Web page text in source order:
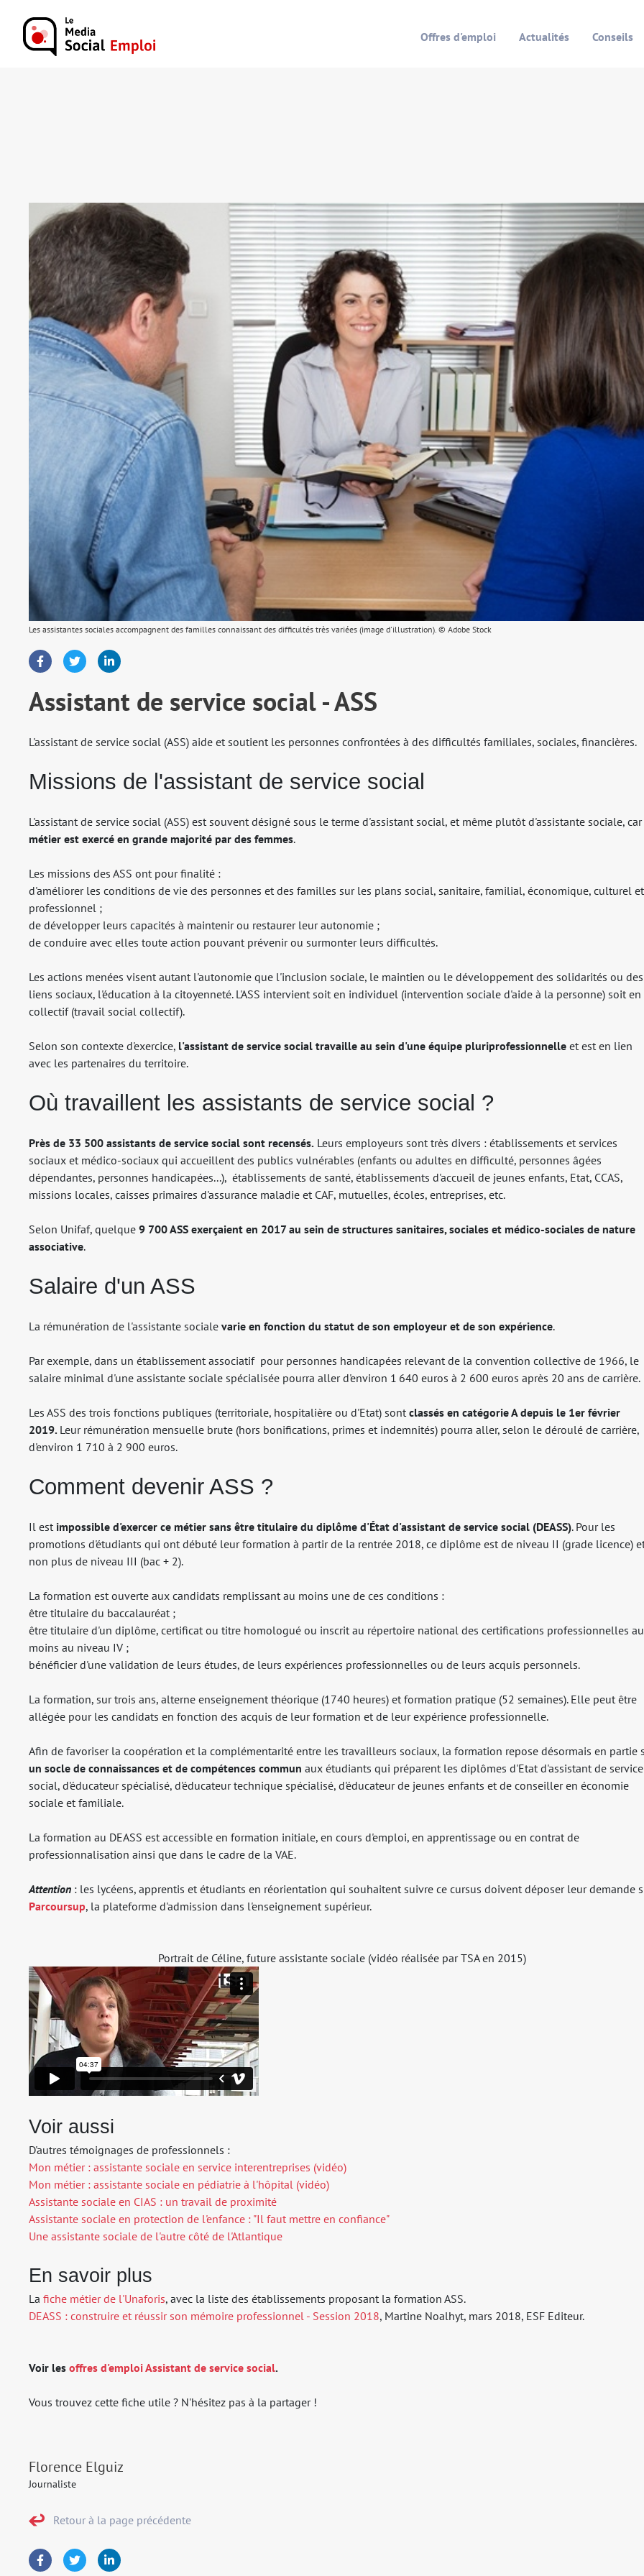
Offres d'emploi Actualités Conseils
Les assistantes sociales accompagnent des familles connaissant des difficultés très variées (image d'illustration). © Adobe Stock
Assistant de service social - ASS
L'assistant de service social (ASS) aide et soutient les personnes confrontées à des difficultés familiales, sociales, financières.
Missions de l'assistant de service social
L'assistant de service social (ASS) est souvent désigné sous le terme d'assistant social, et même plutôt d'assistante sociale, car
métier est exercé en grande majorité par des femmes.
Les missions des ASS ont pour finalité :
d'améliorer les conditions de vie des personnes et des familles sur les plans social, sanitaire, familial, économique, culturel et
professionnel ;
de développer leurs capacités à maintenir ou restaurer leur autonomie ;
de conduire avec elles toute action pouvant prévenir ou surmonter leurs difficultés.
Les actions menées visent autant l'autonomie que l'inclusion sociale, le maintien ou le développement des solidarités ou des
liens sociaux, l'éducation à la citoyenneté. L'ASS intervient soit en individuel (intervention sociale d'aide à la personne) soit en
collectif (travail social collectif).
Selon son contexte d'exercice, l'assistant de service social travaille au sein d'une équipe pluriprofessionnelle et est en lien
avec les partenaires du territoire.
Où travaillent les assistants de service social ?
Près de 33 500 assistants de service social sont recensés. Leurs employeurs sont très divers : établissements et services
sociaux et médico-sociaux qui accueillent des publics vulnérables (enfants ou adultes en difficulté, personnes âgées
dépendantes, personnes handicapées...), établissements de santé, établissements d'accueil de jeunes enfants, Etat, CCAS,
missions locales, caisses primaires d'assurance maladie et CAF, mutuelles, écoles, entreprises, etc.
Selon Unifaf, quelque 9 700 ASS exerçaient en 2017 au sein de structures sanitaires, sociales et médico-sociales de nature
associative.
Salaire d'un ASS
La rémunération de l'assistante sociale varie en fonction du statut de son employeur et de son expérience.
Par exemple, dans un établissement associatif pour personnes handicapées relevant de la convention collective de 1966, le
salaire minimal d'une assistante sociale spécialisée pourra aller d'environ 1 640 euros à 2 600 euros après 20 ans de carrière.
Les ASS des trois fonctions publiques (territoriale, hospitalière ou d'Etat) sont classés en catégorie Adepuis le 1er février
2019. Leur rémunération mensuelle brute (hors bonifications, primes et indemnités) pourra aller, selon le déroulé de carrière,
d'environ 1 710 à 2 900 euros.
Comment devenir ASS ?
Il est impossible d'exercer ce métier sans être titulaire du diplôme d'État d'assistant de service social (DEASS). Pour les
promotions d'étudiants qui ont débuté leur formation à partir de la rentrée 2018, ce diplôme est de niveau II (grade licence)
non plus de niveau III (bac + 2).
La formation est ouverte aux candidats remplissant au moins une de ces conditions :
être titulaire du baccalauréat ;
être titulaire d'un diplôme, certificat ou titre homologué ou inscrit au répertoire national des certifications professionnelles au
moins au niveau IV ;
bénéficier d'une validation de leurs études, de leurs expériences professionnelles ou de leurs acquis personnels.
La formation, sur trois ans, alterne enseignement théorique (1740 heures) et formation pratique (52 semaines). Elle peut être
allégée pour les candidats en fonction des acquis de leur formation et de leur expérience professionnelle.
Afin de favoriser la coopération et la complémentarité entre les travailleurs sociaux, la formation repose désormais en partie
un socle de connaissances et de compétences commun aux étudiants qui préparent les diplômes d'Etat d'assistant de service
social, d'éducateur spécialisé, d'éducateur technique spécialisé, d'éducateur de jeunes enfants et de conseiller en économie
sociale et familiale.
La formation au DEASS est accessible en formation initiale, en cours d'emploi, en apprentissage ou en contrat de
professionnalisation ainsi que dans le cadre de la VAE.
Attention : les lycéens, apprentis et étudiants en réorientation qui souhaitent suivre ce cursus doivent déposer leur demande
Parcoursup, la plateforme d'admission dans l'enseignement supérieur.
Portrait de Céline, future assistante sociale (vidéo réalisée par TSA en 2015)
Voir aussi
D'autres témoignages de professionnels :
Mon métier : assistante sociale en service interentreprises (vidéo)
Mon métier : assistante sociale en pédiatrie à l'hôpital (vidéo)
Assistante sociale en CIAS : un travail de proximité
Assistante sociale en protection de l'enfance : "Il faut mettre en confiance"
Une assistante sociale de l'autre côté de l'Atlantique
En savoir plus
La fiche métier de l'Unaforis, avec la liste des établissements proposant la formation ASS.
DEASS : construire et réussir son mémoire professionnel - Session 2018, Martine Noalhyt, mars 2018, ESF Editeur.
Voir les offres d'emploi Assistant de service social.
Vous trouvez cette fiche utile ? N'hésitez pas à la partager !
Florence Elguiz
Journaliste
Retour à la page précédente